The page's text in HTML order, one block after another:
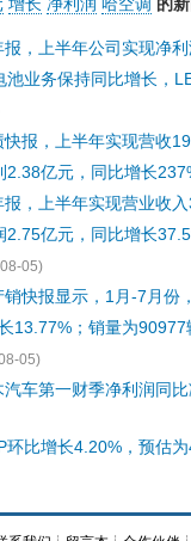
，上半年公司实现净
池业务保持同比增长，
报，上半年实现营收
亿元，同比增长
，上半年实现营业收
2.75亿元，同比增长
05)
快报显示，1月-7月份
13.77%；销量为90977
05)
汽车第一财季净利润同
比增长4.20%，预估为